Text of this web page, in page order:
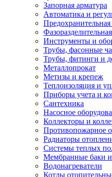
Запорная арматура
Автоматика и
Инструменты и
Трубы, фасонные
Трубы, фитинги и
Металлопрокат
Метизы и крепеж
Теплоизоляция и
Приборы учета и
Сантехника
Насосное
Коллекторы и
Противопожарное
Радиаторы
Системы теплых
Мембранные баки и
Водонагреватели
Котлы